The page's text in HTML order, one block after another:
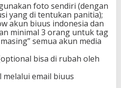
foto sendiri (dengan
yang di tentukan panitia);
akun biuus indonesia dan
minimal 3 orang untuk tag
semua akun media
bisa di rubah oleh
email biuus